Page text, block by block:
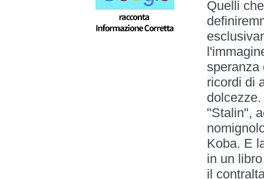
Quelli
speranza
ricordi di
"Stalin",
Koba. E
in un
il